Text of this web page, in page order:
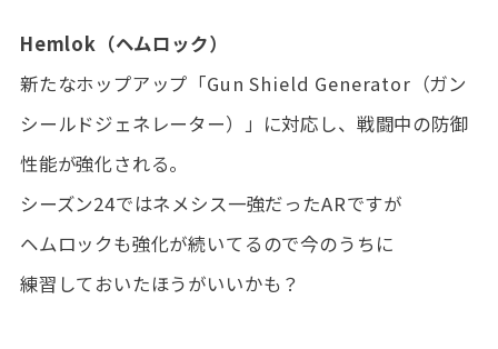
Hemlok（ヘムロック）
新たなホップアップ「Gun Shield Generator（ガン
シールドジェネレーター）」に対応し、戦闘中の防御
性能が強化される。
シーズン24ではネメシス一強だったARですが
ヘムロックも強化が続いてるので今のうちに
練習しておいたほうがいいかも？